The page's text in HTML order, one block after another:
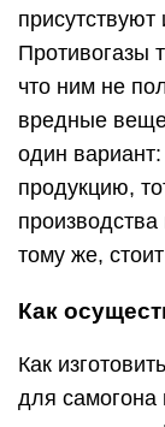
Противогазы
что ним не
вредные
один
продукцию,
производства
тому же,
Как
Как
для самогона